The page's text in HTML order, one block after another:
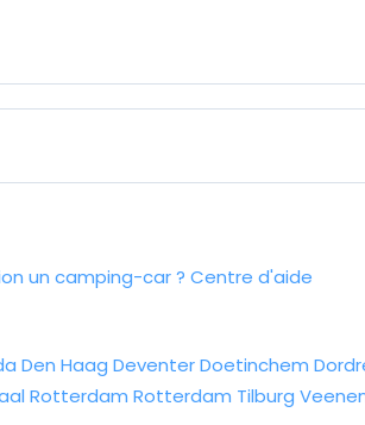
un camping-car ? Centre d'aide
Den Haag DeventerDoetinchem
Rotterdam Rotterdam Tilburg